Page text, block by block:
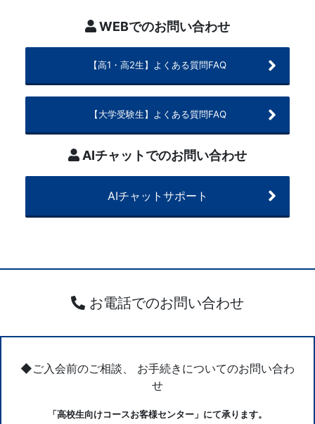
WEBでのお問い合わせ
【高1・高2生】よくある質問FAQ
【大学受験生】よくある質問FAQ
AIチャットでのお問い合わせ
AIチャットサポート
お電話でのお問い合わせ
◆ご入会前のご相談、 お手続きについてのお問い合わ
せ
「高校生向けコースお客様センター」にて承ります。